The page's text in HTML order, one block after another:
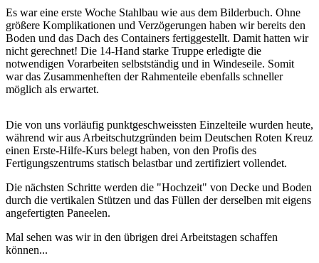
Es war eine erste Woche Stahlbau wie aus dem Bilderbuch. Ohne
größere Komplikationen und Verzögerungen haben wir bereits den
Boden und das Dach des Containers fertiggestellt. Damit hatten wir
nicht gerechnet! Die 14-Hand starke Truppe erledigte die
notwendigen Vorarbeiten selbstständig und in Windeseile. Somit
war das Zusammenheften der Rahmenteile ebenfalls schneller
möglich als erwartet.
Die von uns vorläufig punktgeschweissten Einzelteile wurden heute,
während wir aus Arbeitschutzgründen beim Deutschen Roten Kreuz
einen Erste-Hilfe-Kurs belegt haben, von den Profis des
Fertigungszentrums statisch belastbar und zertifiziert vollendet.
Die nächsten Schritte werden die "Hochzeit" von Decke und Boden
durch die vertikalen Stützen und das Füllen der derselben mit eigens
angefertigten Paneelen.
Mal sehen was wir in den übrigen drei Arbeitstagen schaffen
können...